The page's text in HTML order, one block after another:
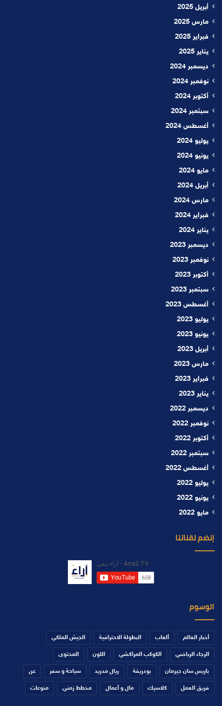
أبريل 2025
مارس 2025
فبراير 2025
يناير 2025
ديسمبر 2024
نوفمبر 2024
أكتوبر 2024
سبتمبر 2024
أغسطس 2024
يوليو 2024
يونيو 2024
مايو 2024
أبريل 2024
مارس 2024
فبراير 2024
يناير 2024
ديسمبر 2023
نوفمبر 2023
أكتوبر 2023
سبتمبر 2023
أغسطس 2023
يوليو 2023
يونيو 2023
أبريل 2023
مارس 2023
فبراير 2023
يناير 2023
ديسمبر 2022
نوفمبر 2022
أكتوبر 2022
سبتمبر 2022
أغسطس 2022
يوليو 2022
يونيو 2022
مايو 2022
إنضم لقناتنا
الوسوم
أخبار العالم ألعاب البطولة الاحترافية الجيش الملكي
الرجاء الرياضي الكوكب المراكشي اللون المحتوى
باريس سان جيرمان بودريقة ريال مدريد سياحة و سفر عن
فريق العمل كلاسيك مال و أعمال مخطط زمني منوعات